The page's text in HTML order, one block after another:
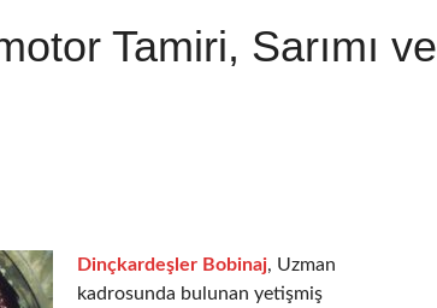
Tamiri, Sarımı ve
Dinçkardeşler Bobinaj, Uzman
kadrosunda bulunan yetişmiş